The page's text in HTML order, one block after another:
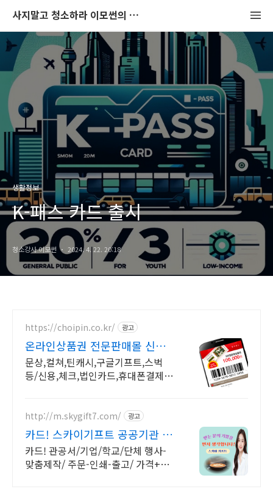
사지말고 청소하라 이모썬의 청소법
생활정보
K-패스 카드 출시
청소강사 이모썬 2024. 4. 22. 20:18
https://choipin.co.kr/ 광고
온라인상품권 전문판매몰 신용
카드, 휴대폰 결제 OK
문상,컬쳐,틴캐시,구글기프트,스벅
등/신용,체크,법인카드,휴대폰결제
http://m.skygift7.com/ 광고
카드! 스카이기프트 공공기관 우
선구매 대상기업
카드! 관공서/기업/학교/단체 행사-
맞춤제작/ 주문-인쇄-출고/ 가격+품